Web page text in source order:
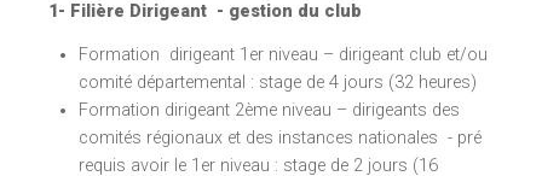
1- Filière Dirigeant - gestion du club
Formation dirigeant 1er niveau – dirigeant club et/ou
comité départemental : stage de 4 jours (32 heures)
Formation dirigeant 2ème niveau – dirigeants des
comités régionaux et des instances nationales - pré
requis avoir le 1er niveau : stage de 2 jours (16